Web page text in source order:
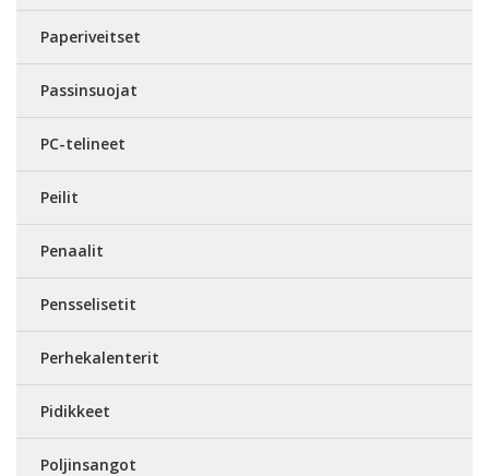
Paperiveitset
Passinsuojat
PC-telineet
Peilit
Penaalit
Pensselisetit
Perhekalenterit
Pidikkeet
Poljinsangot